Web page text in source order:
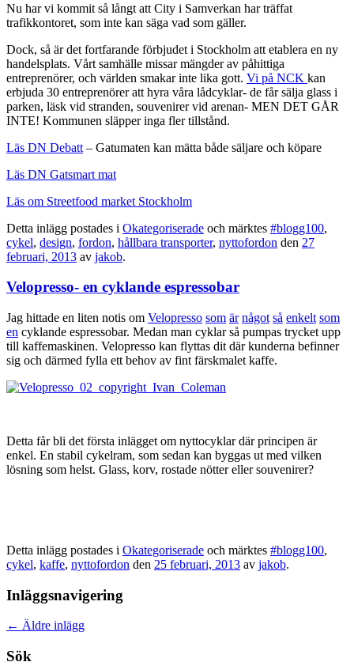
Nu har vi kommit så långt att City i Samverkan har träffat
trafikkontoret, som inte kan säga vad som gäller.
Dock, så är det fortfarande förbjudet i Stockholm att etablera en ny
handelsplats. Vårt samhälle missar mängder av påhittiga
entreprenörer, och världen smakar inte lika gott. Vi på NCK kan
erbjuda 30 entreprenörer att hyra våra lådcyklar- de får sälja glass i
parken, läsk vid stranden, souvenirer vid arenan- MEN DET GÅR
INTE! Kommunen släpper inga fler tillstånd.
Läs DN Debatt – Gatumaten kan mätta både säljare och köpare
Läs DN Gatsmart mat
Läs om Streetfood market Stockholm
Detta inlägg postades i Okategoriserade och märktes #blogg100,
cykel, design, fordon, hållbara transporter, nyttofordon den 27
februari, 2013 av jakob.
Velopresso- en cyklande espressobar
Jag hittade en liten notis om Velopresso som är något så enkelt som
en cyklande espressobar. Medan man cyklar så pumpas trycket upp
till kaffemaskinen. Velopresso kan flyttas dit där kunderna befinner
sig och därmed fylla ett behov av fint färskmalet kaffe.
Detta får bli det första inlägget om nyttocyklar där principen är
enkel. En stabil cykelram, som sedan kan byggas ut med vilken
lösning som helst. Glass, korv, rostade nötter eller souvenirer?
Detta inlägg postades i Okategoriserade och märktes #blogg100,
cykel, kaffe, nyttofordon den 25 februari, 2013 av jakob.
Inläggsnavigering
← Äldre inlägg
Sök